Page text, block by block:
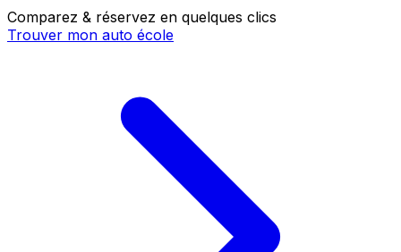
Comparez & réservez en quelques clics
Trouver mon auto école